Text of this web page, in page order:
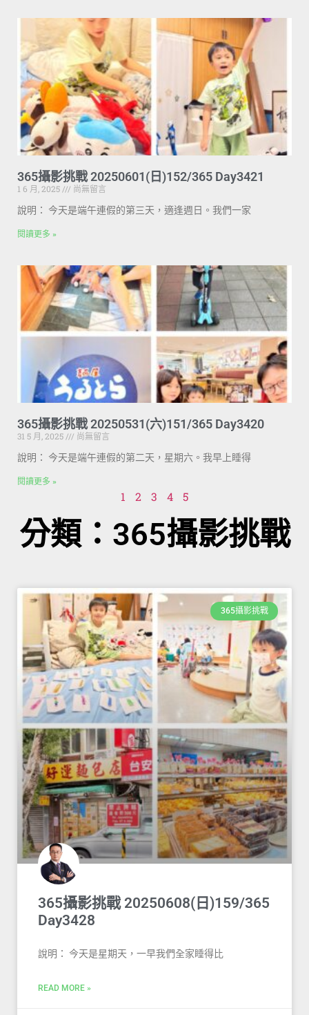
365攝影挑戰 20250601(日)152/365 Day3421
1 6 月, 2025
尚無留言
說明： 今天是端午連假的第三天，適逢週日。我們一家
閱讀更多 »
365攝影挑戰 20250531(六)151/365 Day3420
31 5 月, 2025
尚無留言
說明： 今天是端午連假的第二天，星期六。我早上睡得
閱讀更多 »
1 2 3 4 5
分類：365攝影挑戰
365攝影挑戰
365攝影挑戰 20250608(日)159/365
Day3428
說明： 今天是星期天，一早我們全家睡得比
READ MORE »